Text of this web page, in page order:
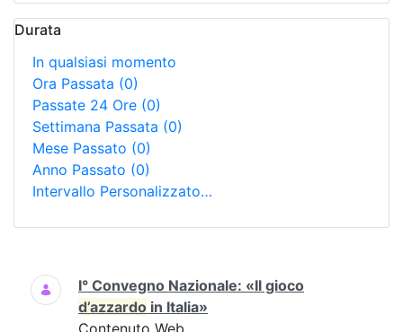
Durata
In qualsiasi momento
Ora Passata (0)
Passate 24 Ore (0)
Settimana Passata (0)
Mese Passato (0)
Anno Passato (0)
Intervallo Personalizzato…
Ricerca
I° Convegno Nazionale: «Il gioco
d’azzardo in Italia»
Contenuto Web